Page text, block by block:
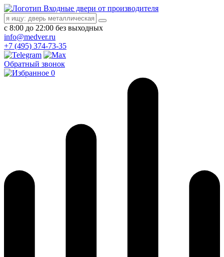
Входные двери от производителя
с 8:00 до 22:00 без выходных
info@medver.ru
+7 (495) 374-73-35
Обратный звонок
0